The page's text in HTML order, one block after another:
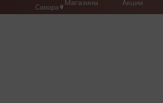
Самара
Магазины Акции